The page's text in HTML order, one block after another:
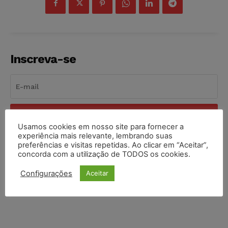
Inscreva-se
Li e aceito aPolítica de Privacidade .
Usamos cookies em nosso site para fornecer a
experiência mais relevante, lembrando suas
preferências e visitas repetidas. Ao clicar em “Aceitar”,
concorda com a utilização de TODOS os cookies.
Configurações Aceitar